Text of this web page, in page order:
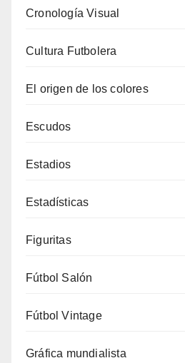
Cronología Visual
Cultura Futbolera
El origen de los colores
Escudos
Estadios
Estadísticas
Figuritas
Fútbol Salón
Fútbol Vintage
Gráfica mundialista